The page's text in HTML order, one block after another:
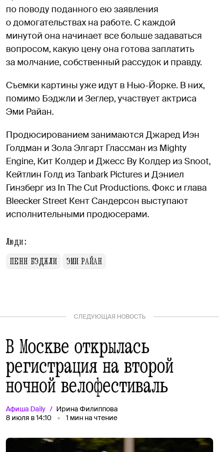
по поводу поданного ею заявления
о домогательствах на работе. С каждой
минутой она начинает все больше задаваться
вопросом, какую цену она готова заплатить
за молчание, собственный рассудок и правду.
Съемки картины уже идут в Нью-Йорке. В них,
помимо Бэджли и Зеглер, участвует актриса
Эми Райан.
Продюсированием занимаются Джаред Иэн
Голдман и Зола Элгарт Глассман из Mighty
Engine, Кит Колдер и Джесс Ву Колдер из Snoot,
Кейтлин Голд из Tanbark Pictures и Дэниел
Гинзберг из In The Cut Productions. Фокс и глава
Bleecker Street Кент Сандерсон выступают
исполнительными продюсерами.
Люди:
ПЕНН БЭДЖЛИ
ЭМИ РАЙАН
СЛЕДУЮЩАЯ НОВОСТЬ
В Москве открылась
регистрация на второй
ночной велофестиваль
Афиша Daily
Ирина Филиппова
8 июля в 14:10
1 мин на чтение